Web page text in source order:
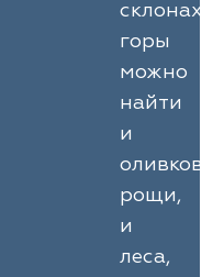
склонах
горы
можно
найти
и
рощи,
и
леса,